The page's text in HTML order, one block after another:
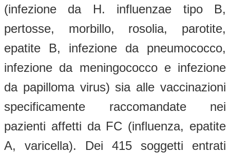
(infezione da H. influenzae tipo B,
pertosse, morbillo, rosolia, parotite,
epatite B, infezione da pneumococco,
infezione da meningococco e infezione
da papilloma virus) sia alle vaccinazioni
specificamente raccomandate nei
pazienti affetti da FC (influenza, epatite
A, varicella). Dei 415 soggetti entrati